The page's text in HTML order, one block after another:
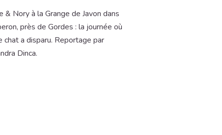
& Nory à la Grange de Javon dans
près de Gordes : la journée où
chat a disparu. Reportage par
Dinca.